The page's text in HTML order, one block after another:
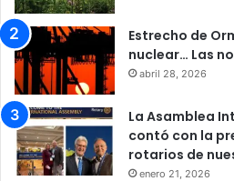
Estrecho de
nuclear… Las
abril 28, 2026
La Asamblea
contó con la
rotarios de
enero 21, 2026